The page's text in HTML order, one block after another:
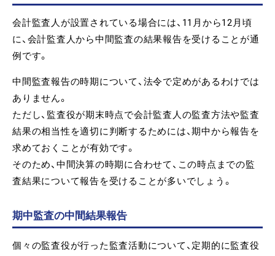
会計監査人が設置されている場合には、11月から12月頃
に、会計監査人から中間監査の結果報告を受けることが通
例です。
中間監査報告の時期について、法令で定めがあるわけでは
ありません。
ただし、監査役が期末時点で会計監査人の監査方法や監査
結果の相当性を適切に判断するためには、期中から報告を
求めておくことが有効です。
そのため、中間決算の時期に合わせて、この時点までの監
査結果について報告を受けることが多いでしょう。
期中監査の中間結果報告
個々の監査役が行った監査活動について、定期的に監査役